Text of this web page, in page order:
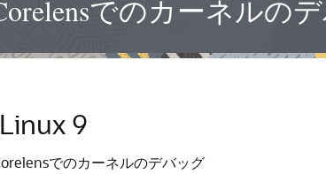
でのカーネルの
9
でのカーネルのデバッグ